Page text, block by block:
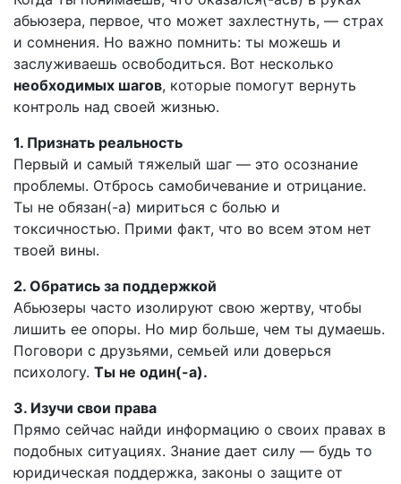
абьюзера, первое, что может захлестнуть, — страх
и сомнения. Но важно помнить: ты можешь и
заслуживаешь освободиться. Вот несколько
необходимых шагов, которые помогут вернуть
контроль над своей жизнью.
1. Признать реальность
Первый и самый тяжелый шаг — это осознание
проблемы. Отбрось самобичевание и отрицание.
Ты не обязан(-а) мириться с болью и
токсичностью. Прими факт, что во всем этом нет
твоей вины.
2. Обратись за поддержкой
Абьюзеры часто изолируют свою жертву, чтобы
лишить ее опоры. Но мир больше, чем ты думаешь.
Поговори с друзьями, семьей или доверься
психологу. Ты не один(-а).
3. Изучи свои права
Прямо сейчас найди информацию о своих правах в
подобных ситуациях. Знание дает силу — будь то
юридическая поддержка, законы о защите от